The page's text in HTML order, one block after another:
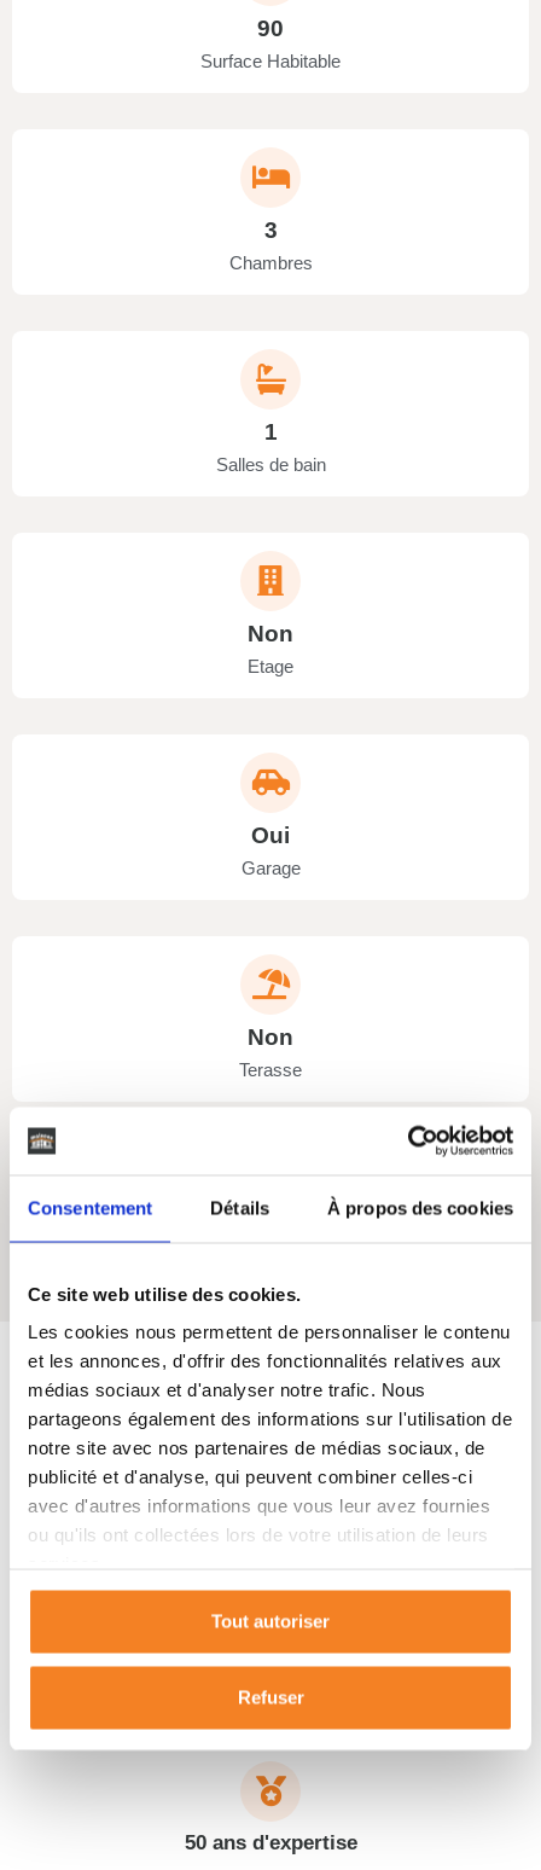
Consentement Détails À propos des cookies
Ce site web utilise des cookies.
Les cookies nous permettent de personnaliser le contenu
et les annonces, d'offrir des fonctionnalités relatives aux
médias sociaux et d'analyser notre trafic. Nous
partageons également des informations sur l'utilisation de
notre site avec nos partenaires de médias sociaux, de
publicité et d'analyse, qui peuvent combiner celles-ci
avec d'autres informations que vous leur avez fournies
ou qu'ils ont collectées lors de votre utilisation de leurs
Tout autoriser
Refuser
90
Surface Habitable
3
Chambres
1
Salles de bain
Non
Etage
Oui
Garage
Non
Terasse
Maisons SICs'engage
Depuis 50 ans, nous vous accompagnons de A à Z dans vos
projets de vie dans le Sud-Ouest de la France.
Garantie décennale
50 ans d'expertise